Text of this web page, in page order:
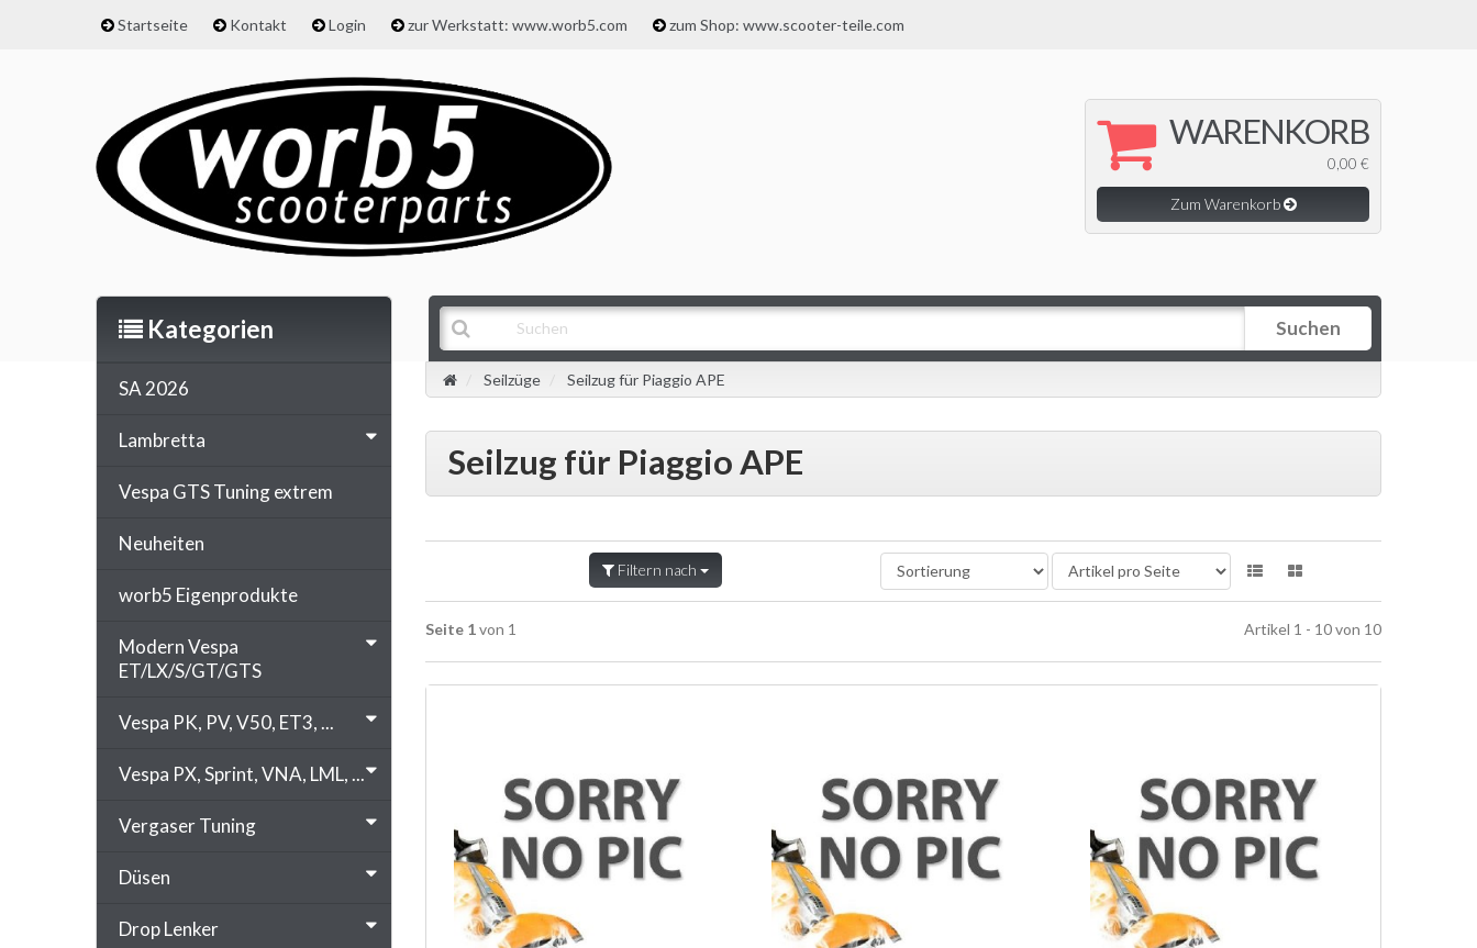
Startseite Kontakt Login zur Werkstatt: www.worb5.com zum Shop: www.scooter-teile.com
WARENKORB
0,00 €
Zum Warenkorb
Suchen
Seilzüge Seilzug für Piaggio APE
Seilzug für Piaggio APE
Filtern nach
Seite 1von 1 Artikel 1 - 10 von 10
Kategorien
SA 2026
Lambretta
Vespa GTS Tuning extrem
Neuheiten
worb5 Eigenprodukte
Modern Vespa
ET/LX/S/GT/GTS
Vespa PK, PV, V50, ET3, ...
Vespa PX, Sprint, VNA, LML, ...
Vergaser Tuning
Düsen
Drop Lenker